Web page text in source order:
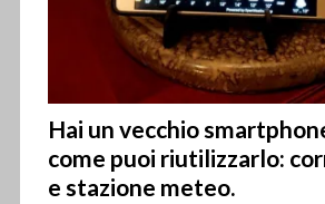
Hai un vecchio
come puoi riutilizzarlo:
e stazione meteo.